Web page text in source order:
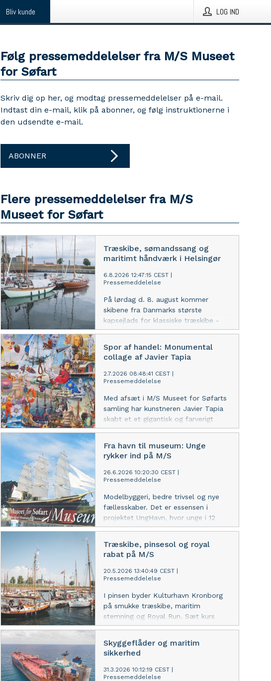
Bliv kunde LOG IND
Følg pressemeddelelser fra M/S Museet
for Søfart
Skriv dig op her, og modtag pressemeddelelser på e-mail.
Indtast din e-mail, klik på abonner, og følg instruktionerne i
den udsendte e-mail.
ABONNER
Flere pressemeddelelser fra M/S
Museet for Søfart
Træskibe, sømandssang og
maritimt håndværk i Helsingør
6.8.2026 12:47:15 CEST
Pressemeddelelse
På lørdag d. 8. august kommer
skibene fra Danmarks største
kapsejlads for klassiske træskibe -
"Øresund på langs" igen til Helsingør.
sømandsstemning og masser af
maritime oplevelser for børn og
voksne på Kulturhavnen i Helsingør.
Spor af handel: Monumental
collage af Javier Tapia
2.7.2026 08:48:41 CEST
Pressemeddelelse
Med afsæt i M/S Museet for Søfarts
samling har kunstneren Javier Tapia
skabt et et gigantisk og farverigt
panaroma over den globale handels
bliver udstillet i museets historiske
tørdok, der for første gang bliver
brugt som åbent udstillingsrum.
Fra havn til museum: Unge
rykker ind på M/S
26.6.2026 10:20:30 CEST
Pressemeddelelse
Modelbyggeri, bedre trivsel og nye
fællesskaber. Det er essensen i
projektet UngHavn, hvor unge i 12
forskellige kommuner prøver kræfter
bygget store modeller af historiske
skibe, der nu bliver stjerner i en ny
udendørs sommerudstilling på M/S
Museet for Søfart.
Træskibe, pinsesol og royal
rabat på M/S
20.5.2026 13:40:49 CEST
Pressemeddelelse
I pinsen byder Kulturhavn Kronborg
på smukke træskibe, maritim
stemning og Royal Run. Sæt kurs
mod Helsingør og nyd træfestivalens
aktiviteter for hele familien og royal
rabat på M/S.
Skyggeflåder og maritim
sikkerhed
31.3.2026 10:12:19 CEST
Pressemeddelelse